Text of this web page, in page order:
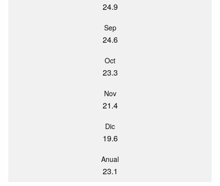
24.9
Sep
24.6
Oct
23.3
Nov
21.4
Dic
19.6
Anual
23.1